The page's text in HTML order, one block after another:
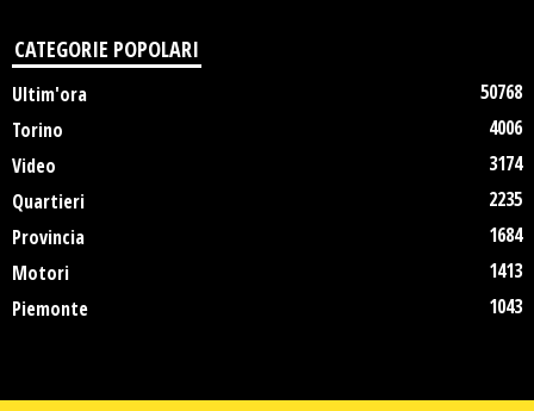
CATEGORIE POPOLARI
Ultim'ora
50768
Torino
4006
Video
3174
Quartieri
2235
Provincia
1684
Motori
1413
Piemonte
1043